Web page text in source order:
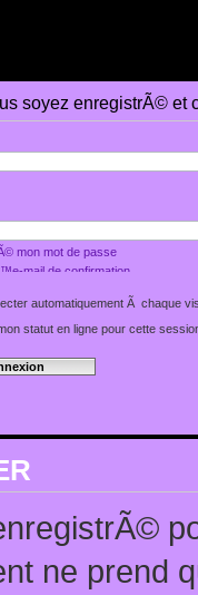
soyez enregistrÃ©
mon mot de passe
mail de confirmation
automatiquement Ã chaque
statut en ligne pour cette
ne prend